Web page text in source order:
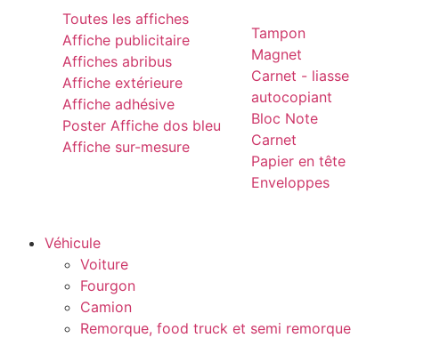
Toutes les affiches
Affiche publicitaire
Affiches abribus
Affiche extérieure
Affiche adhésive
Poster Affiche dos bleu
Affiche sur-mesure
Tampon
Magnet
Carnet - liasse
autocopiant
Bloc Note
Carnet
Papier en tête
Enveloppes
Véhicule
Voiture
Fourgon
Camion
Remorque, food truck et semi remorque